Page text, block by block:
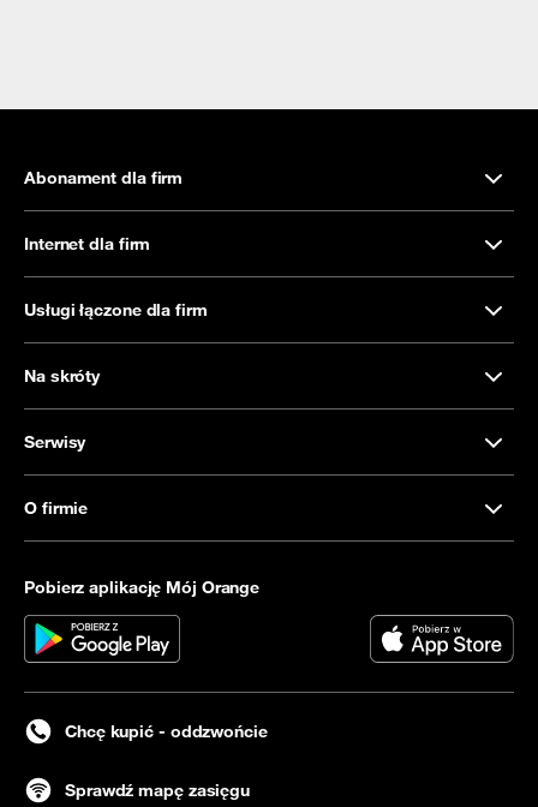
Abonament dla firm
Internet dla firm
Usługi łączone dla firm
Na skróty
Serwisy
O firmie
Pobierz aplikację Mój Orange
Chcę kupić - oddzwońcie
Sprawdź mapę zasięgu